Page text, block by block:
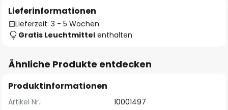
Lieferinformationen
Lieferzeit: 3 - 5 Wochen
Gratis Leuchtmittel enthalten
Ähnliche Produkte entdecken
Produktinformationen
Artikel Nr.: 10001497